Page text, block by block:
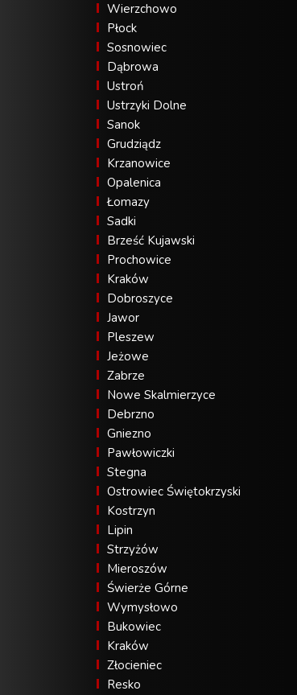
Wierzchowo
Płock
Sosnowiec
Dąbrowa
Ustroń
Ustrzyki Dolne
Sanok
Grudziądz
Krzanowice
Opalenica
Łomazy
Sadki
Brześć Kujawski
Prochowice
Kraków
Dobroszyce
Jawor
Pleszew
Jeżowe
Zabrze
Nowe Skalmierzyce
Debrzno
Gniezno
Pawłowiczki
Stegna
Ostrowiec Świętokrzyski
Kostrzyn
Lipin
Strzyżów
Mieroszów
Świerże Górne
Wymysłowo
Bukowiec
Kraków
Złocieniec
Resko